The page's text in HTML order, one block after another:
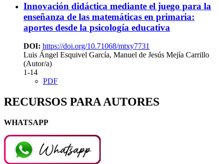
Innovación didáctica mediante el juego para la
enseñanza de las matemáticas en primaria:
aportes desde la psicología educativa
DOI: https://doi.org/10.71068/mtxy7731
Luis Ángel Esquivel García, Manuel de Jesús Mejía Carrillo
(Autor/a)
1-14
PDF
RECURSOS PARA AUTORES
WHATSAPP